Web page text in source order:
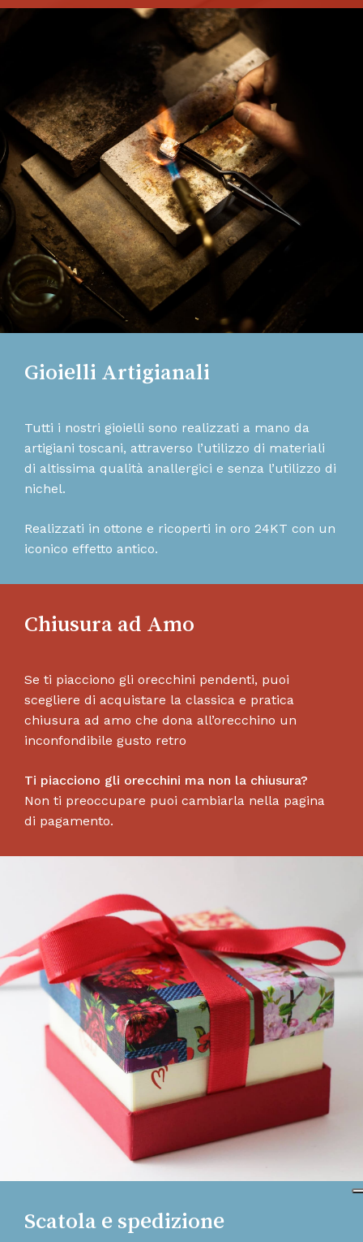
Gioielli Artigianali
Tutti i nostri gioielli sono realizzati a mano da
artigiani toscani, attraverso l’utilizzo di materiali
di altissima qualità anallergici e senza l’utilizzo di
nichel.
Realizzati in ottone e ricoperti in oro 24KT con un
iconico effetto antico.
Chiusura ad Amo
Se ti piacciono gli orecchini pendenti, puoi
scegliere di acquistare la classica e pratica
chiusura ad amo che dona all’orecchino un
inconfondibile gusto retro
Ti piacciono gli orecchini ma non la chiusura?
Non ti preoccupare puoi cambiarla nella pagina
di pagamento.
Scatola e spedizione